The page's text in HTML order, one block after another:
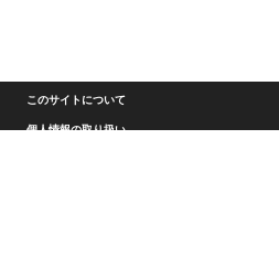
このサイトについて
個人情報の取り扱い